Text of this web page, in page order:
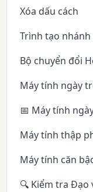
Xóa dấu cách
Trình tạo
Bộ chuyển đổi
Máy tính ngày
📅 Máy tính
Máy tính thập
Máy tính căn
🔍 Kiểm tra Đạo